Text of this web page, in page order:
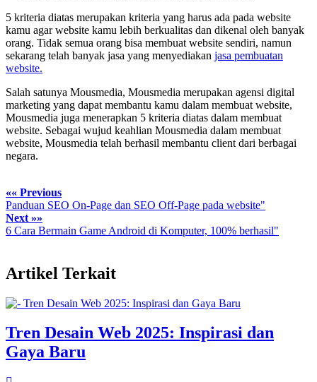
5 kriteria diatas merupakan kriteria yang harus ada pada website
kamu agar website kamu lebih berkualitas dan dikenal oleh banyak
orang. Tidak semua orang bisa membuat website sendiri, namun
sekarang telah banyak jasa yang menyediakan jasa pembuatan
website.
Salah satunya Mousmedia, Mousmedia merupakan agensi digital
marketing yang dapat membantu kamu dalam membuat website,
Mousmedia juga menerapkan 5 kriteria diatas dalam membuat
website. Sebagai wujud keahlian Mousmedia dalam membuat
website, Mousmedia telah berhasil membantu client dari berbagai
negara.
«« Previous
Panduan SEO On-Page dan SEO Off-Page pada website"
Next »»
6 Cara Bermain Game Android di Komputer, 100% berhasil"
Artikel Terkait
Tren Desain Web 2025: Inspirasi dan
Gaya Baru